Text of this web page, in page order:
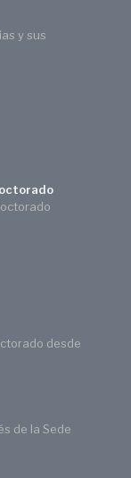
y sus
desde
de la Sede